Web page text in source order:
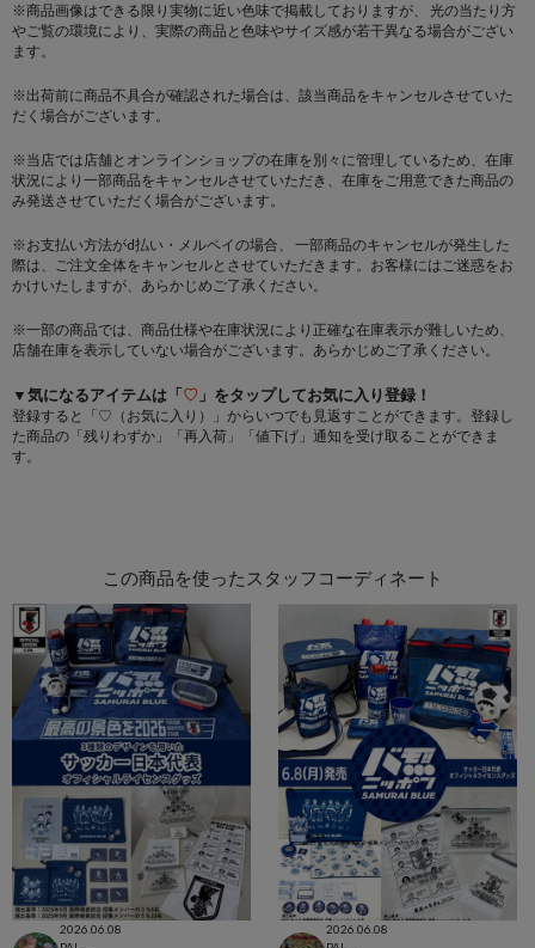
※商品画像はできる限り実物に近い色味で掲載しておりますが、 光の当たり方
やご覧の環境により、実際の商品と色味やサイズ感が若干異なる場合がござい
ます。
※出荷前に商品不具合が確認された場合は、該当商品をキャンセルさせていた
だく場合がございます。
※当店では店舗とオンラインショップの在庫を別々に管理しているため、在庫
状況により一部商品をキャンセルさせていただき、在庫をご用意できた商品の
み発送させていただく場合がございます。
※お支払い方法がd払い・メルペイの場合、 一部商品のキャンセルが発生した
際は、ご注文全体をキャンセルとさせていただきます。お客様にはご迷惑をお
かけいたしますが、あらかじめご了承ください。
※一部の商品では、商品仕様や在庫状況により正確な在庫表示が難しいため、
店舗在庫を表示していない場合がございます。あらかじめご了承ください。
▼気になるアイテムは「♡ 」をタップしてお気に入り登録！
登録すると「♡（お気に入り）」からいつでも見返すことができます。登録し
た商品の「残りわずか」「再入荷」「値下げ」通知を受け取ることができま
す。
この商品を使ったスタッフコーディネート
2026.06.08
2026.06.08